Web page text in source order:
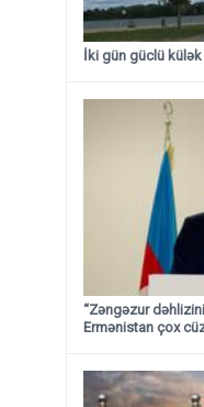
İki gün güclü
“Zəngəzur
Ermənistan çox